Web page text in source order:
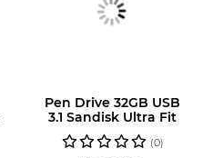
Pen Drive 32GB USB
3.1 Sandisk Ultra Fit
(0)